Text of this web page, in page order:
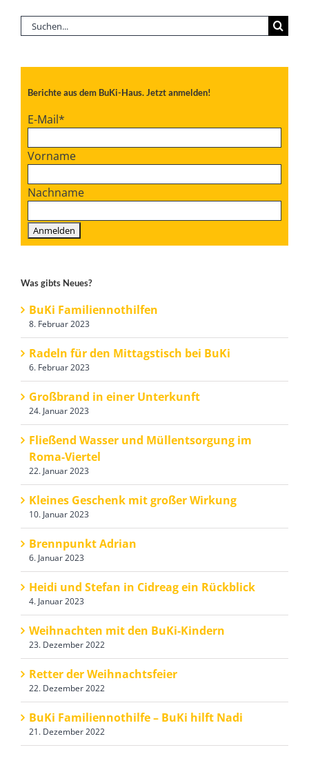
Suche
nach:
Berichte aus dem BuKi-Haus. Jetzt anmelden!
E-Mail*
Vorname
Nachname
Was gibts Neues?
BuKi Familiennothilfen
8. Februar 2023
Radeln für den Mittagstisch bei BuKi
6. Februar 2023
Großbrand in einer Unterkunft
24. Januar 2023
Fließend Wasser und Müllentsorgung im
Roma-Viertel
22. Januar 2023
Kleines Geschenk mit großer Wirkung
10. Januar 2023
Brennpunkt Adrian
6. Januar 2023
Heidi und Stefan in Cidreag ein Rückblick
4. Januar 2023
Weihnachten mit den BuKi-Kindern
23. Dezember 2022
Retter der Weihnachtsfeier
22. Dezember 2022
BuKi Familiennothilfe – BuKi hilft Nadi
21. Dezember 2022